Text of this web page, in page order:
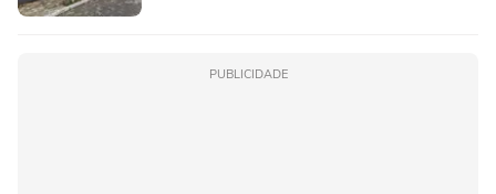
PUBLICIDADE